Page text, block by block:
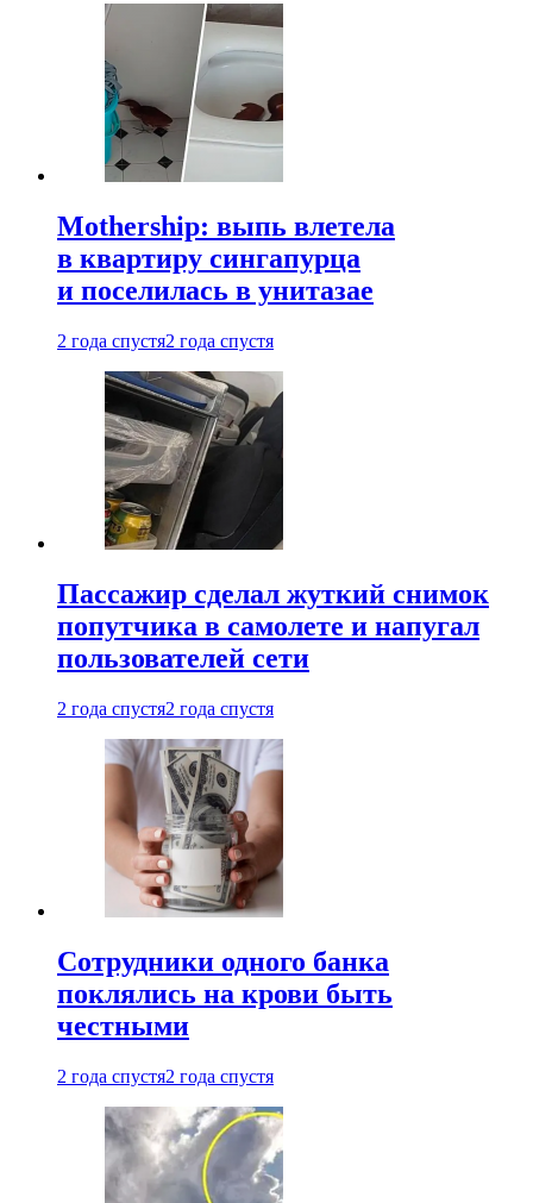
Mothership: выпь влетела
в квартиру сингапурца
и поселилась в унитазае
2 года спустя2 года спустя
Пассажир сделал жуткий снимок
попутчика в самолете и напугал
пользователей сети
2 года спустя2 года спустя
Сотрудники одного банка
поклялись на крови быть
честными
2 года спустя2 года спустя